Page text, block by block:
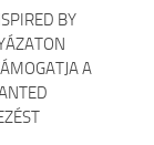
BY
A